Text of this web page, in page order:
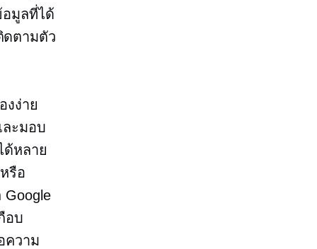
อมูลที่ได้
ดตามตัว
งง่าย
ละมอบ
ด้หลาย
รือ
อบ
ความ